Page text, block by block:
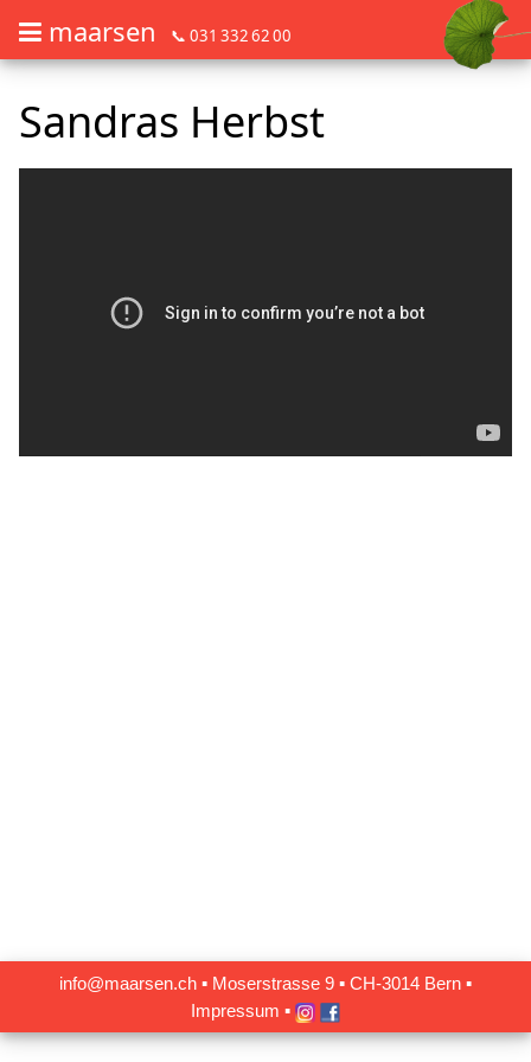
maarsen 📞 031 332 62 00
Sandras Herbst
info@maarsen.ch ▪ Moserstrasse 9 ▪ CH‑3014 Bern ▪
Impressum ▪